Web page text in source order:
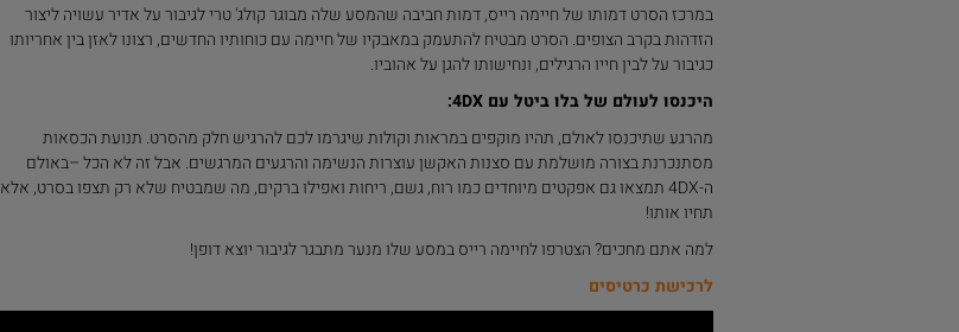
במרכז הסרט דמותו של חיימה רייס, דמות חביבה שהמסע שלה מבוגר קולג' טרי לגיבור על אדיר עשויה ליצור
הזדהות בקרב הצופים. הסרט מבטיח להתעמק במאבקיו של חיימה עם כוחותיו החדשים, רצונו לאזן בין אחריותו
כגיבור על לבין חייו הרגילים, ונחישותו להגן על אהוביו.
היכנסו לעולם של בלו ביטל עם 4DX:
מהרגע שתיכנסו לאולם, תהיו מוקפים במראות וקולות שיגרמו לכם להרגיש חלק מהסרט. תנועת הכסאות
מסתנכרנת בצורה מושלמת עם סצנות האקשן עוצרות הנשימה והרגעים המרגשים. אבל זה לא הכל –באולם
ה-4DX תמצאו גם אפקטים מיוחדים כמו רוח, גשם, ריחות ואפילו ברקים, מה שמבטיח שלא רק תצפו בסרט, אלא
תחיו אותו!
למה אתם מחכים? הצטרפו לחיימה רייס במסע שלו מנער מתבגר לגיבור יוצא דופן!
לרכישת כרטיסים